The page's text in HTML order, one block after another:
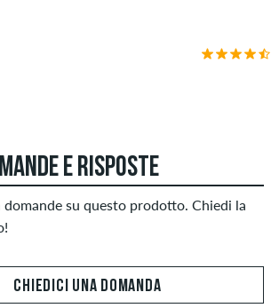
E RISPOSTE
su questo prodotto. Chiedi la
CHIEDICI UNA DOMANDA